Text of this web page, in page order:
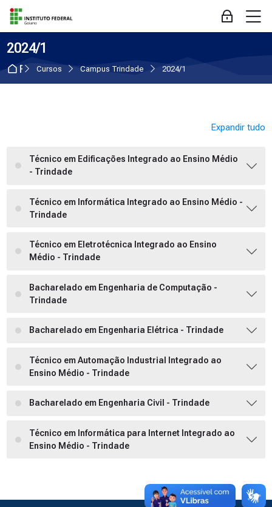
Skip to navigation
Skip to login form
Ir para o conteúdo principal
Skip to accessibility options
Skip to footer
Skip accessibility options
Acessar
2024/1
Página inicial
Cursos Campus Trindade 2024/1
Expandir tudo
Técnico em Edificações Integrado ao Ensino Médio
- Trindade
Técnico em Informática Integrado ao Ensino Médio -
Trindade
Técnico em Eletrotécnica Integrado ao Ensino
Médio - Trindade
Bacharelado em Engenharia de Computação -
Trindade
Bacharelado em Engenharia Elétrica - Trindade
Técnico em Automação Industrial Integrado ao
Ensino Médio - Trindade
Bacharelado em Engenharia Civil - Trindade
Técnico em Informática para Internet Integrado ao
Ensino Médio - Trindade